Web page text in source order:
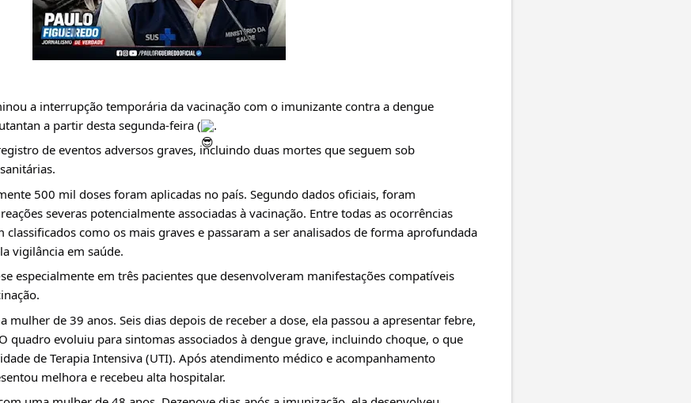
a interrupção temporária da vacinação com o imunizante contra a dengue
a partir desta segunda-feira (
.
de eventos adversos graves, incluindo duas mortes que seguem sob
500 mil doses foram aplicadas no país. Segundo dados oficiais, foram
severas potencialmente associadas à vacinação. Entre todas as ocorrências
classificados como os mais graves e passaram a ser analisados de forma aprofundada
vigilância em saúde.
especialmente em três pacientes que desenvolveram manifestações compatíveis
mulher de 39 anos. Seis dias depois de receber a dose, ela passou a apresentar febre,
quadro evoluiu para sintomas associados à dengue grave, incluindo choque, o que
de Terapia Intensiva (UTI). Após atendimento médico e acompanhamento
melhora e recebeu alta hospitalar.